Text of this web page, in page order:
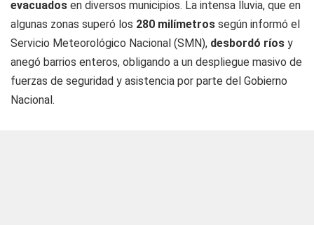
evacuados en diversos municipios. La intensa lluvia, que en
algunas zonas superó los 280 milímetros según informó el
Servicio Meteorológico Nacional (SMN), desbordó ríos y
anegó barrios enteros, obligando a un despliegue masivo de
fuerzas de seguridad y asistencia por parte del Gobierno
Nacional.